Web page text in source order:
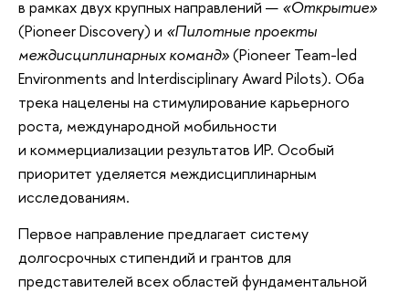
в рамках двух крупных направлений — «Открытие»
(Pioneer Discovery) и «Пилотные проекты
междисциплинарных команд»(Pioneer Team-led
Environments and Interdisciplinary Award Pilots). Оба
трека нацелены на стимулирование карьерного
роста, международной мобильности
и коммерциализации результатов ИР. Особый
приоритет уделяется междисциплинарным
исследованиям.
Первое направление предлагает систему
долгосрочных стипендий и грантов для
представителей всех областей фундаментальной